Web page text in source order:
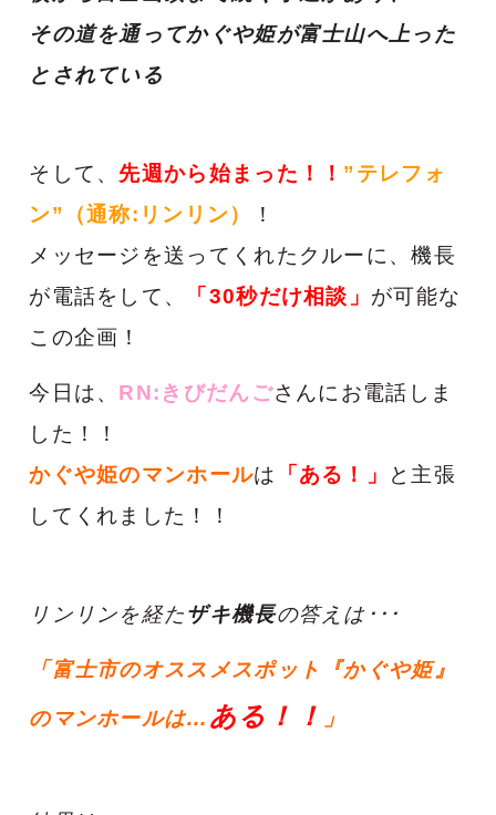
その道を通ってかぐや姫が富士山へ上った
とされている
そして、 先週から始まった！！ ”テレフォ
ン”（通称:リンリン）
！
メッセージを送ってくれたクルーに、機長
が電話をして、
「30秒だけ相談」 が可能な
この企画！
今日は、 RN:きびだんごさんにお電話しま
した！！
かぐや姫のマンホールは 「ある！」
と主張
してくれました！！
リンリンを経たザキ機長の答えは･･･
「富士市のオススメスポット『かぐや姫』
のマンホールは… ある！！ 」